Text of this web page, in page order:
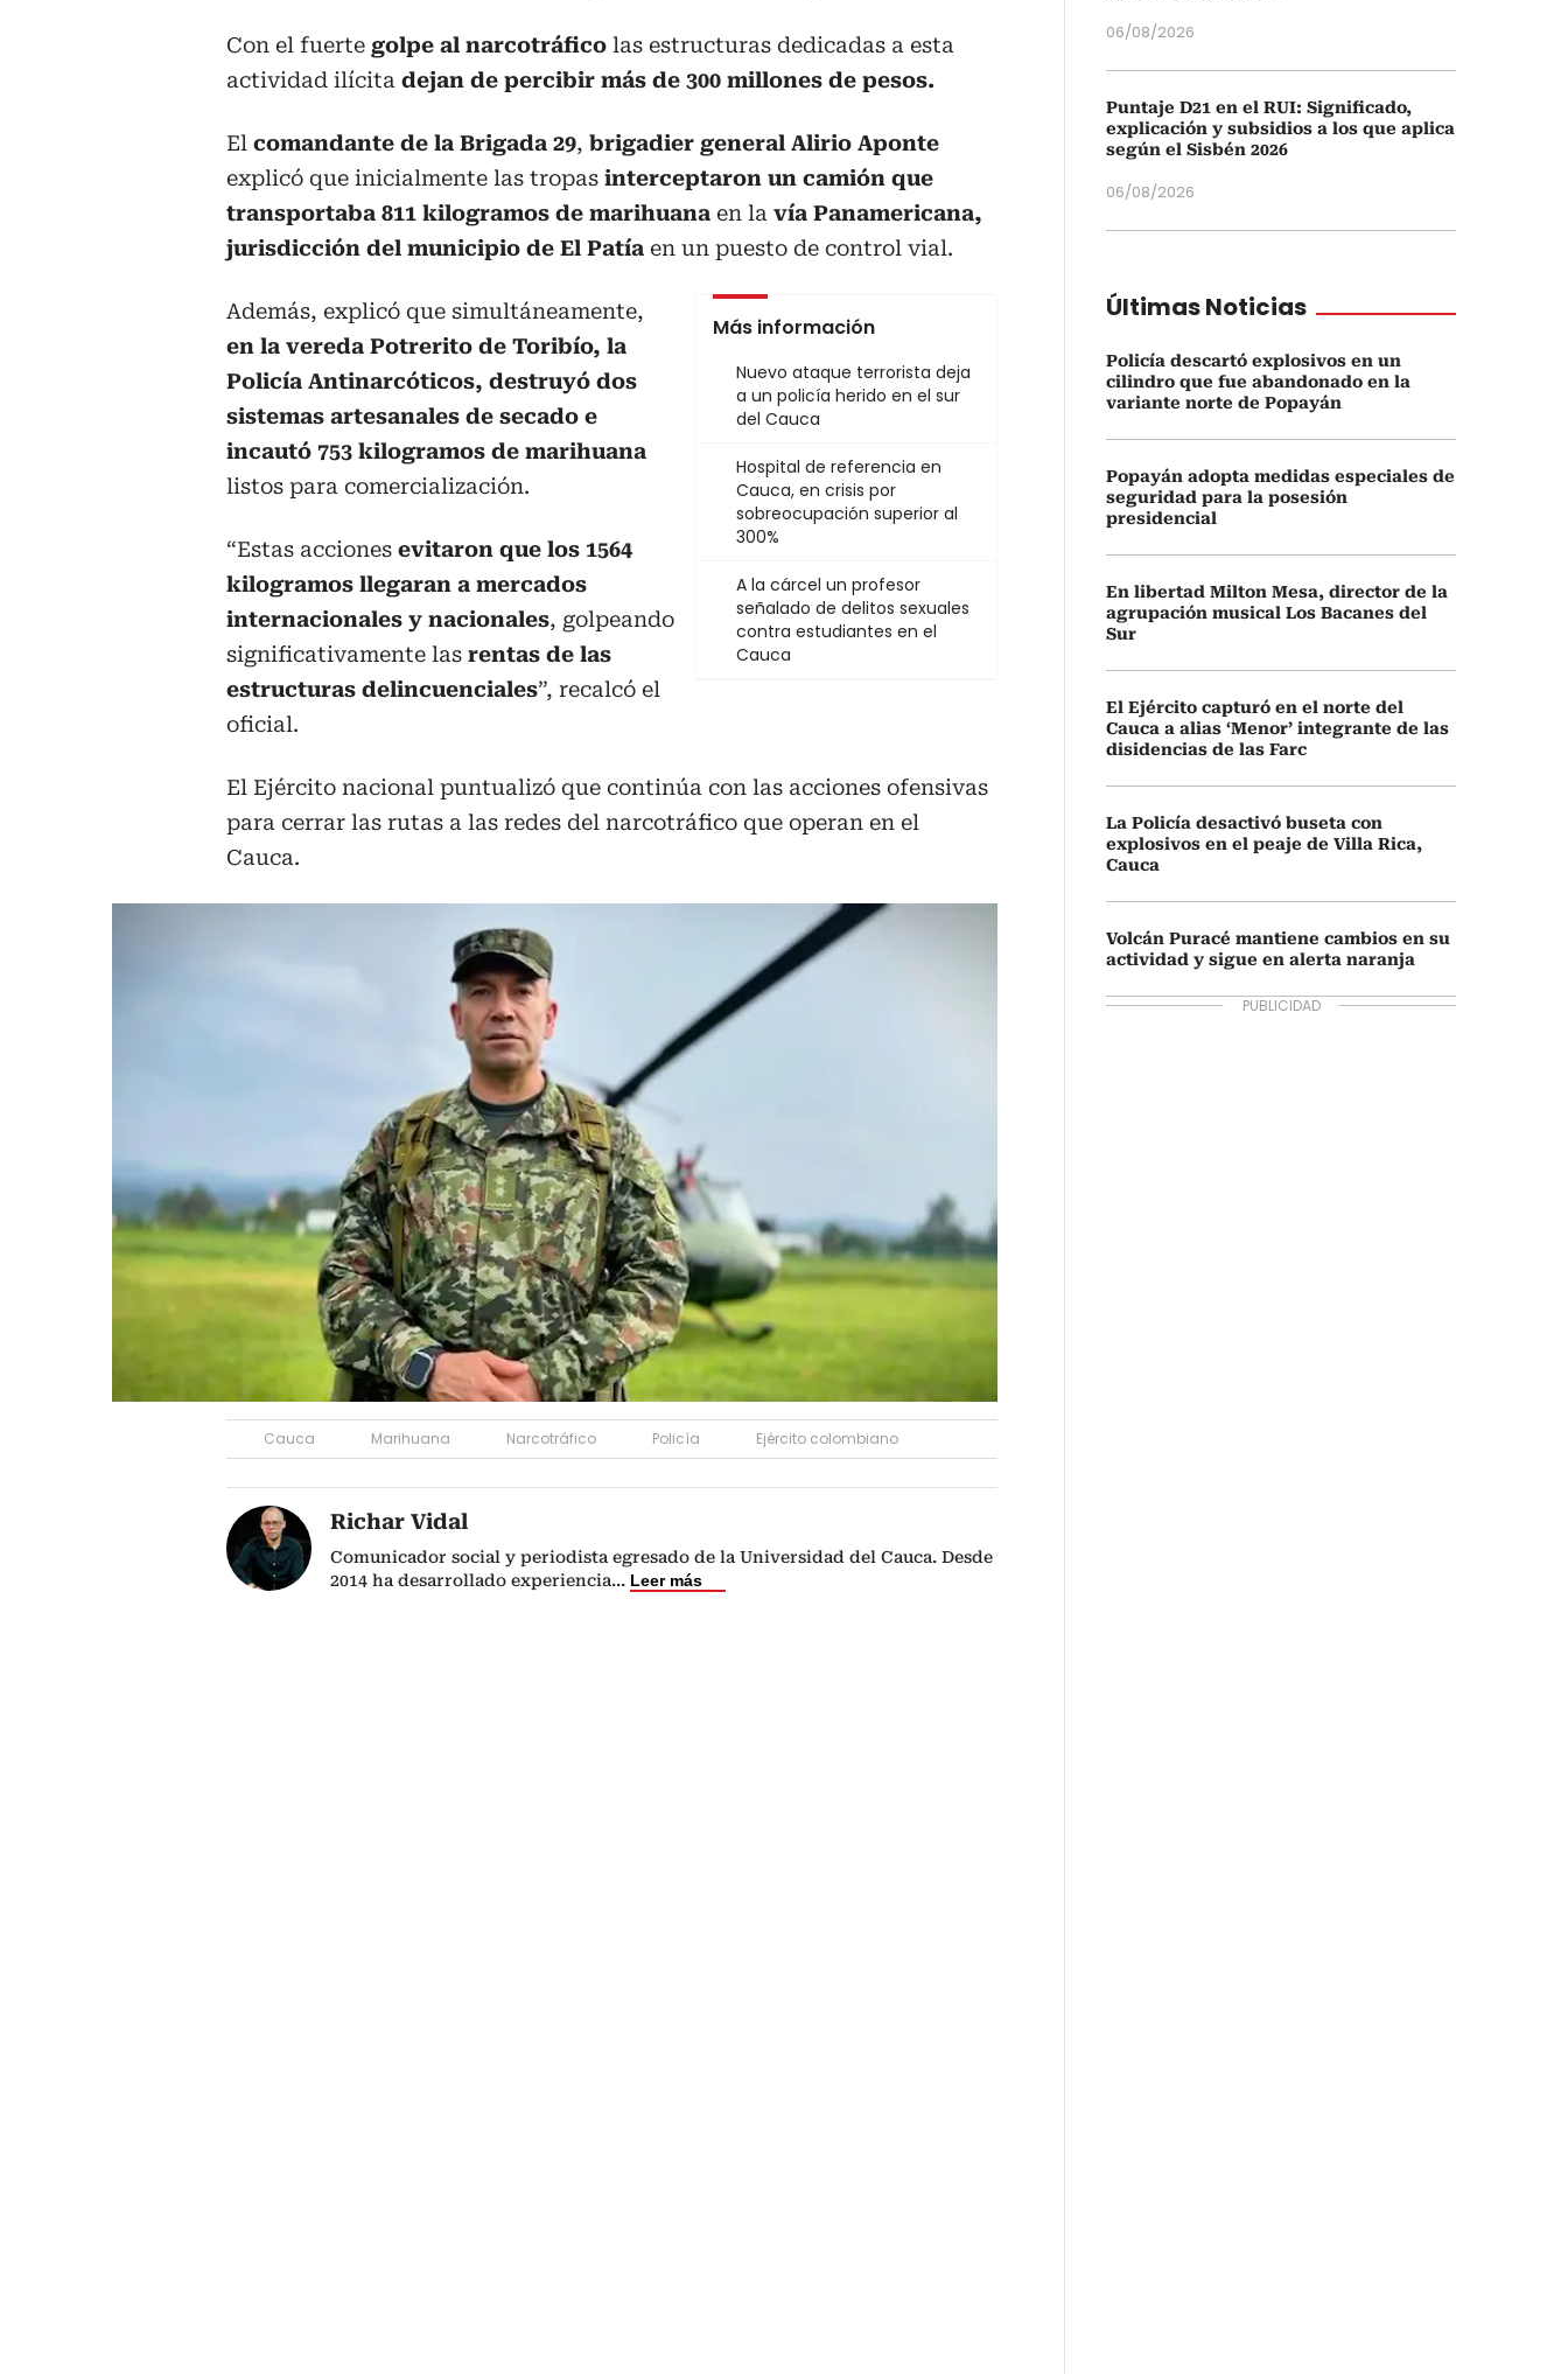
Con el fuerte golpe al narcotráfico las estructuras dedicadas a esta
actividad ilícita dejan de percibir más de 300 millones de pesos.
El comandante de la Brigada 29, brigadier general Alirio Aponte
explicó que inicialmente las tropas interceptaron un camión que
transportaba 811 kilogramos de marihuana en la vía Panamericana,
jurisdicción del municipio de El Patía en un puesto de control vial.
Más información
Nuevo ataque terrorista deja
a un policía herido en el sur
del Cauca
Hospital de referencia en
Cauca, en crisis por
sobreocupación superior al
300%
A la cárcel un profesor
señalado de delitos sexuales
contra estudiantes en el
Cauca
Además, explicó que simultáneamente,
en la vereda Potrerito de Toribío, la
Policía Antinarcóticos, destruyó dos
sistemas artesanales de secado e
incautó 753 kilogramos de marihuana
listos para comercialización.
“Estas acciones evitaron que los 1564
kilogramos llegaran a mercados
internacionales y nacionales, golpeando
significativamente las rentas de las
estructuras delincuenciales”, recalcó el
oficial.
El Ejército nacional puntualizó que continúa con las acciones ofensivas
para cerrar las rutas a las redes del narcotráfico que operan en el
Cauca.
Cauca Marihuana Narcotráfico Policía Ejército colombiano
Richar Vidal
Comunicador social y periodista egresado de la Universidad del Cauca. Desde
2014 ha desarrollado experiencia... Leer más
06/08/2026
Puntaje D21 en el RUI: Significado,
explicación y subsidios a los que aplica
según el Sisbén 2026
06/08/2026
Últimas Noticias
Policía descartó explosivos en un
cilindro que fue abandonado en la
variante norte de Popayán
Popayán adopta medidas especiales de
seguridad para la posesión
presidencial
En libertad Milton Mesa, director de la
agrupación musical Los Bacanes del
Sur
El Ejército capturó en el norte del
Cauca a alias ‘Menor’ integrante de las
disidencias de las Farc
La Policía desactivó buseta con
explosivos en el peaje de Villa Rica,
Cauca
Volcán Puracé mantiene cambios en su
actividad y sigue en alerta naranja